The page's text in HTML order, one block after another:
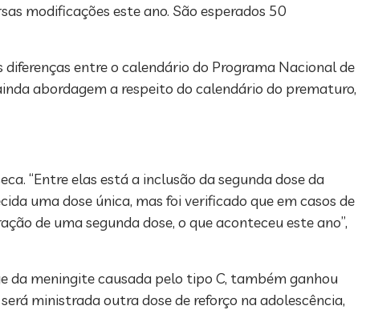
modificações este ano. São esperados 50
entre o calendário do Programa Nacional de
abordagem a respeito do calendário do prematuro,
“Entre elas está a inclusão da segunda dose da
uma dose única, mas foi verificado que em casos de
de uma segunda dose, o que aconteceu este ano”,
da meningite causada pelo tipo C, também ganhou
ministrada outra dose de reforço na adolescência,